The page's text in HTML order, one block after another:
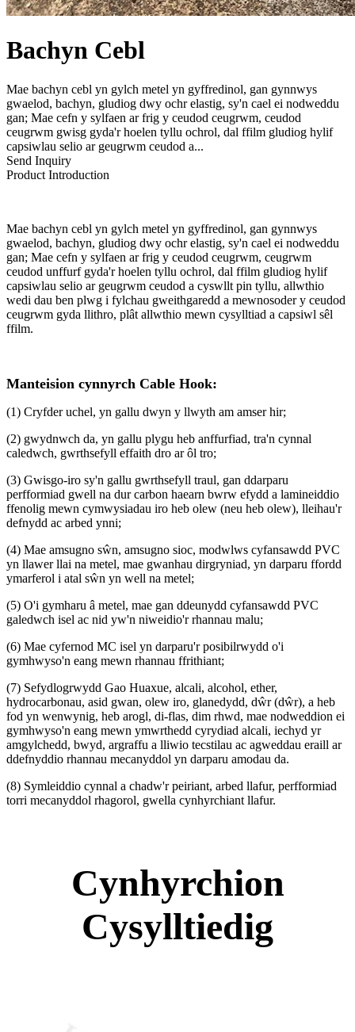
Bachyn Cebl
Mae bachyn cebl yn gylch metel yn gyffredinol, gan gynnwys
gwaelod, bachyn, gludiog dwy ochr elastig, sy'n cael ei nodweddu
gan; Mae cefn y sylfaen ar frig y ceudod ceugrwm, ceudod
ceugrwm gwisg gyda'r hoelen tyllu ochrol, dal ffilm gludiog hylif
capsiwlau selio ar geugrwm ceudod a...
Send Inquiry
Product Introduction
Mae bachyn cebl yn gylch metel yn gyffredinol, gan gynnwys
gwaelod, bachyn, gludiog dwy ochr elastig, sy'n cael ei nodweddu
gan; Mae cefn y sylfaen ar frig y ceudod ceugrwm, ceugrwm
ceudod unffurf gyda'r hoelen tyllu ochrol, dal ffilm gludiog hylif
capsiwlau selio ar geugrwm ceudod a cyswllt pin tyllu, allwthio
wedi dau ben plwg i fylchau gweithgaredd a mewnosoder y ceudod
ceugrwm gyda llithro, plât allwthio mewn cysylltiad a capsiwl sêl
ffilm.
Manteision cynnyrch Cable Hook:
(1) Cryfder uchel, yn gallu dwyn y llwyth am amser hir;
(2) gwydnwch da, yn gallu plygu heb anffurfiad, tra'n cynnal
caledwch, gwrthsefyll effaith dro ar ôl tro;
(3) Gwisgo-iro sy'n gallu gwrthsefyll traul, gan ddarparu
perfformiad gwell na dur carbon haearn bwrw efydd a lamineiddio
ffenolig mewn cymwysiadau iro heb olew (neu heb olew), lleihau'r
defnydd ac arbed ynni;
(4) Mae amsugno sŵn, amsugno sioc, modwlws cyfansawdd PVC
yn llawer llai na metel, mae gwanhau dirgryniad, yn darparu ffordd
ymarferol i atal sŵn yn well na metel;
(5) O'i gymharu â metel, mae gan ddeunydd cyfansawdd PVC
galedwch isel ac nid yw'n niweidio'r rhannau malu;
(6) Mae cyfernod MC isel yn darparu'r posibilrwydd o'i
gymhwyso'n eang mewn rhannau ffrithiant;
(7) Sefydlogrwydd Gao Huaxue, alcali, alcohol, ether,
hydrocarbonau, asid gwan, olew iro, glanedydd, dŵr (dŵr), a heb
fod yn wenwynig, heb arogl, di-flas, dim rhwd, mae nodweddion ei
gymhwyso'n eang mewn ymwrthedd cyrydiad alcali, iechyd yr
amgylchedd, bwyd, argraffu a lliwio tecstilau ac agweddau eraill ar
ddefnyddio rhannau mecanyddol yn darparu amodau da.
(8) Symleiddio cynnal a chadw'r peiriant, arbed llafur, perfformiad
torri mecanyddol rhagorol, gwella cynhyrchiant llafur.
Cynhyrchion
Cysylltiedig